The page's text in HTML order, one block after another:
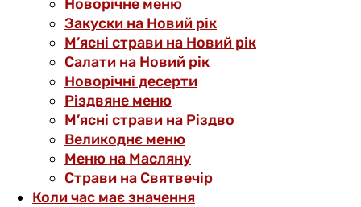
Новорічне меню
Закуски на Новий рік
М’ясні страви на Новий рік
Салати на Новий рік
Новорічні десерти
Різдвяне меню
М’ясні страви на Різдво
Великоднє меню
Меню на Масляну
Страви на Святвечір
Коли час має значення